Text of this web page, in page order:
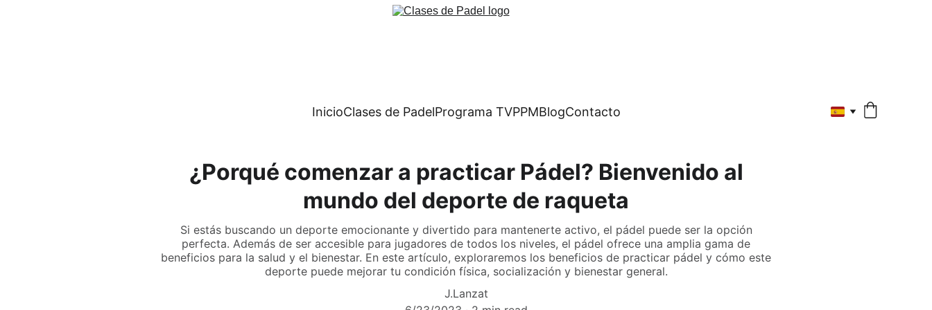
InicioClases de PadelPrograma TVPPMBlogContacto
¿Porqué comenzar a practicar Pádel? Bienvenido al
mundo del deporte de raqueta
Si estás buscando un deporte emocionante y divertido para mantenerte activo, el pádel puede ser la opción
perfecta. Además de ser accesible para jugadores de todos los niveles, el pádel ofrece una amplia gama de
beneficios para la salud y el bienestar. En este artículo, exploraremos los beneficios de practicar pádel y cómo este
deporte puede mejorar tu condición física, socialización y bienestar general.
J.Lanzat